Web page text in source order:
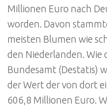
Millionen Euro nach
worden. Davon
meisten Blumen wie
den Niederlanden. Wie
Bundesamt (Destatis)
der Wert der von dort
606,8 Millionen Euro.